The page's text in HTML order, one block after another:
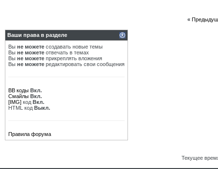
«
Ваши права в разделе
Вы не можете создавать новые темы
Вы не можете отвечать в темах
Вы не можете прикреплять вложения
Вы не можете редактировать свои сообщения
BB коды Вкл.
Смайлы Вкл.
[IMG] код Вкл.
HTML код Выкл.
Правила форума
Текущее